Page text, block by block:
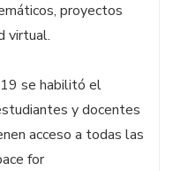
proyectos
virtual.
se habilitó el
y docentes
acceso a todas las
for